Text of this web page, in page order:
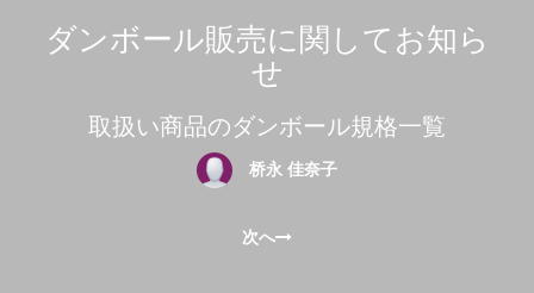
ダンボール販売に関してお知ら
せ
取扱い商品のダンボール規格一覧
桥永 佳奈子
次へ